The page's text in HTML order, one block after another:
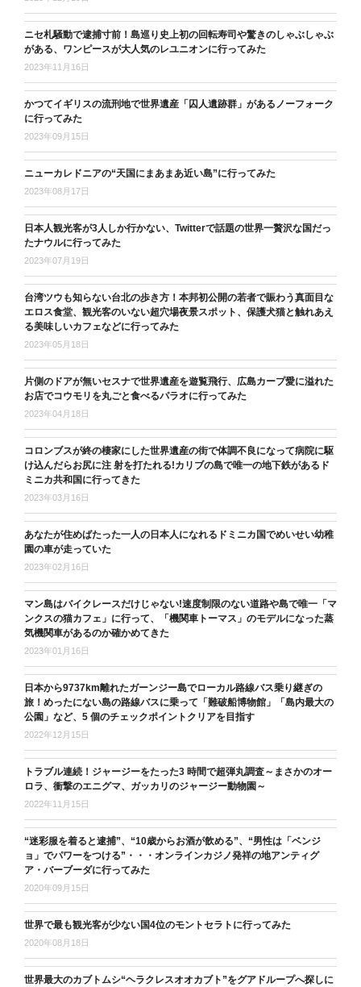
ニセ札騒動で逮捕寸前！島巡り史上初の回転寿司や驚きのしゃぶしゃぶ
がある、ワンピースが大人気のレユニオンに行ってみた
2023年11月16日
かつてイギリスの流刑地で世界遺産「囚人遺跡群」があるノーフォーク
に行ってみた
2023年09月15日
ニューカレドニアの“天国にまあまあ近い島”に行ってみた
2023年08月17日
日本人観光客が3人しか行かない、Twitterで話題の世界一贅沢な国だっ
たナウルに行ってみた
2023年07月19日
台湾ツウも知らない台北の歩き方！本邦初公開の若者で賑わう真面目な
エロス食堂、観光客のいない超穴場夜景スポット、保護犬猫と触れあえ
る美味しいカフェなどに行ってみた
2023年05月18日
片側のドアが無いセスナで世界遺産を遊覧飛行、広島カープ愛に溢れた
お店でコウモリを丸ごと食べるパラオに行ってみた
2023年04月18日
コロンブスが終の棲家にした世界遺産の街で体調不良になって病院に駆
け込んだらお尻に注 射を打たれる!カリブの島で唯一の地下鉄があるド
ミニカ共和国に行ってきた
2023年03月16日
あなたが住めばたった一人の日本人になれるドミニカ国でめいせい幼稚
園の車が走っていた
2023年02月16日
マン島はバイクレースだけじゃない!速度制限のない道路や島で唯一「マ
ンクスの猫カフェ」に行って、「機関車トーマス」のモデルになった蒸
気機関車があるのか確かめてきた
2023年01月16日
日本から9737km離れたガーンジー島でローカル路線バス乗り継ぎの
旅！めったにない島の路線バスに乗って「難破船博物館」「島内最大の
公園」など、5 個のチェックポイントクリアを目指す
2022年12月15日
トラブル連続！ジャージーをたった3 時間で超弾丸調査～まさかのオー
ロラ、衝撃のエニグマ、ガッカリのジャージー動物園～
2022年11月15日
“迷彩服を着ると逮捕”、“10歳からお酒が飲める”、“男性は「ベンジ
ョ」でパワーをつける”・・・オンラインカジノ発祥の地アンティグ
ア・バーブーダに行ってみた
2020年09月15日
世界で最も観光客が少ない国4位のモントセラトに行ってみた
2020年08月18日
世界最大のカブトムシ“ヘラクレスオオカブト”をグアドループへ探しに